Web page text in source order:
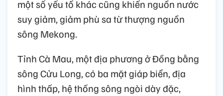
một số yếu tố khác cũng khiến nguồn nước
suy giảm, giảm phù sa từ thượng nguồn
sông Mekong.
Tỉnh Cà Mau, một địa phương ở Đồng bằng
sông Cửu Long, có ba mặt giáp biển, địa
hình thấp, hệ thống sông ngòi dày đặc,